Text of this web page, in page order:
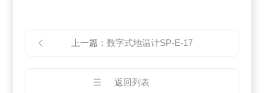
上一篇： 数字式地温计SP-E-17
返回列表